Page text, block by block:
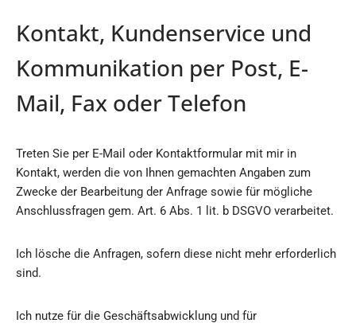
Kontakt, Kundenservice und
Kommunikation per Post, E-
Mail, Fax oder Telefon
Treten Sie per E-Mail oder Kontaktformular mit mir in
Kontakt, werden die von Ihnen gemachten Angaben zum
Zwecke der Bearbeitung der Anfrage sowie für mögliche
Anschlussfragen gem. Art. 6 Abs. 1 lit. b DSGVO verarbeitet.
Ich lösche die Anfragen, sofern diese nicht mehr erforderlich
sind.
Ich nutze für die Geschäftsabwicklung und für